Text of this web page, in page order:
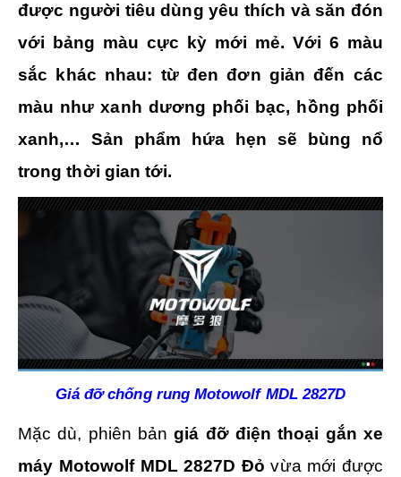
được người tiêu dùng yêu thích và săn đón
với bảng màu cực kỳ mới mẻ. Với 6 màu
sắc khác nhau: từ đen đơn giản đến các
màu như xanh dương phối bạc, hồng phối
xanh,… Sản phẩm hứa hẹn sẽ bùng nổ
trong thời gian tới.
Giá đỡ chống rung Motowolf MDL 2827D
Mặc dù, phiên bảngiá đỡ điện thoại gắn xe
máy Motowolf MDL 2827D Đỏ vừa mới được